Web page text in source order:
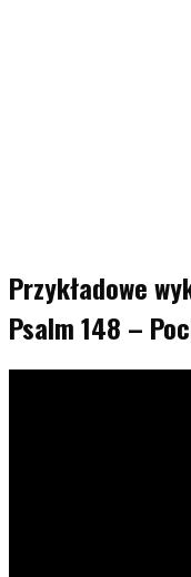
Przykładowe
Psalm 148 –